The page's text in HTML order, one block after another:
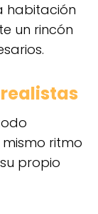
habitación
un rincón
ritmo
propio